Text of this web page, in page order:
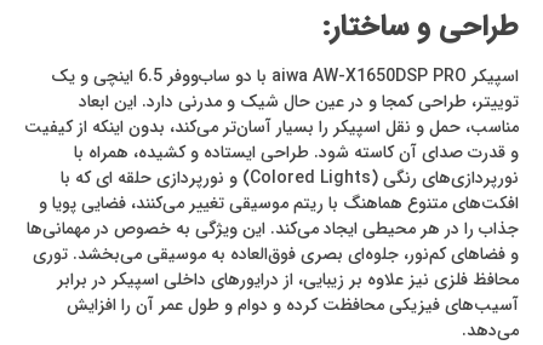
طراحی و ساختار:
اسپیکر aiwa AW-X1650DSP PRO
با دو ساب‌ووفر 6.5 اینچی و یک
توییتر، طراحی کمجا و در عین حال شیک و مدرنی دارد. این ابعاد
مناسب، حمل و نقل اسپیکر را بسیار آسان‌تر می‌کند، بدون اینکه از کیفیت
و قدرت صدای آن کاسته شود. طراحی ایستاده و کشیده، همراه با
نورپردازی‌های رنگی (Colored Lights) و نورپردازی حلقه ایکه با
افکت‌های متنوع هماهنگ با ریتم موسیقی تغییر می‌کنند، فضایی پویا و
جذاب را در هر محیطی ایجاد می‌کند. این ویژگی به خصوص در مهمانی‌ها
و فضاهای کم‌نور، جلوه‌ای بصری فوق‌العاده به موسیقی می‌بخشد. توری
محافظ فلزی نیز علاوه بر زیبایی، از درایورهای داخلی اسپیکر در برابر
آسیب‌های فیزیکی محافظت کرده و دوام و طول عمر آن را افزایش
می‌دهد.